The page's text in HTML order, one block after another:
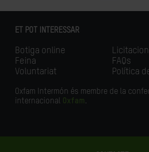
ET POT INTERESSAR
Botiga online
Feina
Voluntariat
FAQs
Política
Oxfam Intermón és membre de la
internacional Oxfam.